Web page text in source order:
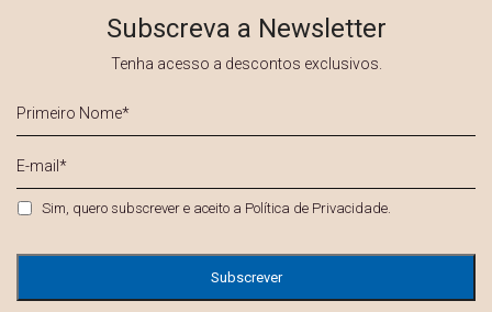
Subscreva a Newsletter
Tenha acesso a descontos exclusivos.
Nome
*
mail
Privacidade *
Sim, quero subscrever e aceito a Política de Privacidade